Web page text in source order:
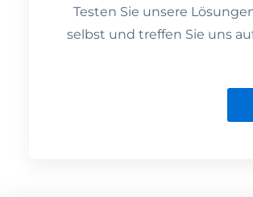
Testen Sie unsere
selbst und treffen Sie uns